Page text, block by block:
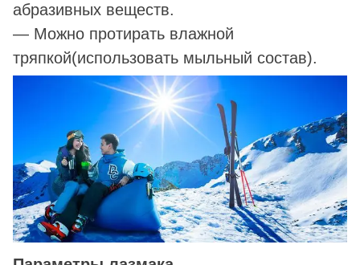
абразивных веществ.
— Можно протирать влажной
тряпкой(использовать мыльный состав).